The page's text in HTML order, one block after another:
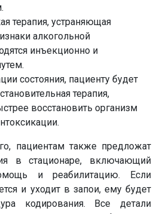
терапия, устраняющая
алкогольной
инъекционно и
состояния, пациенту будет
терапия,
восстановить организм
пациентам также предложат
в стационаре, включающий
и реабилитацию. Если
и уходит в запои, ему будет
кодирования. Все детали